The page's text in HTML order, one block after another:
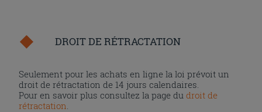
DROIT DE RÉTRACTATION
Seulement pour les achats en ligne la loi prévoit un
droit de rétractation de 14 jours calendaires.
Pour en savoir plus consultez la page dudroit de
rétractation